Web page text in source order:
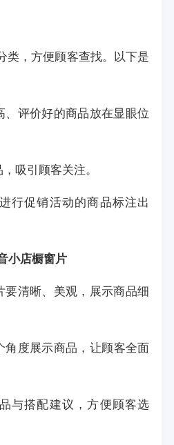
类，方便顾客查找。以下是
、评价好的商品放在显眼位
吸引顾客关注。
行促销活动的商品标注出
小店橱窗片
要清晰、美观，展示商品细
角度展示商品，让顾客全面
与搭配建议，方便顾客选